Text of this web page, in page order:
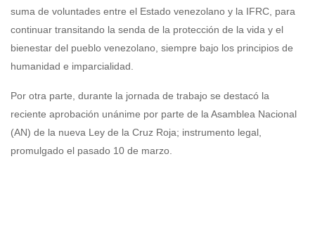
suma de voluntades entre el Estado venezolano y la IFRC, para
continuar transitando la senda de la protección de la vida y el
bienestar del pueblo venezolano, siempre bajo los principios de
humanidad e imparcialidad.
Por otra parte, durante la jornada de trabajo se destacó la
reciente aprobación unánime por parte de la Asamblea Nacional
(AN) de la nueva Ley de la Cruz Roja; instrumento legal,
promulgado el pasado 10 de marzo.